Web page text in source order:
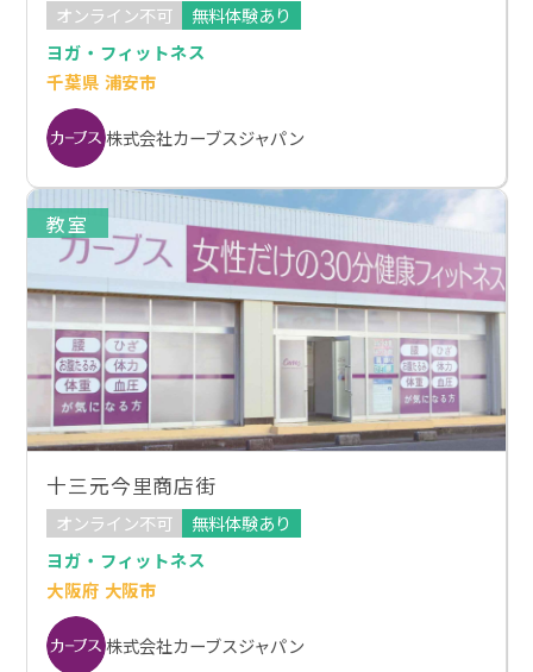
オンライン不可
無料体験あり
ヨガ・フィットネス
千葉県 浦安市
株式会社カーブスジャパン
教室
十三元今里商店街
オンライン不可
無料体験あり
ヨガ・フィットネス
大阪府 大阪市
株式会社カーブスジャパン